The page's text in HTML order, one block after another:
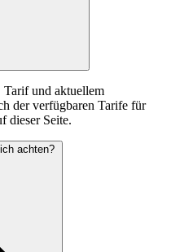
Tarif und aktuellem
der verfügbaren Tarife für
dieser Seite.
achten?